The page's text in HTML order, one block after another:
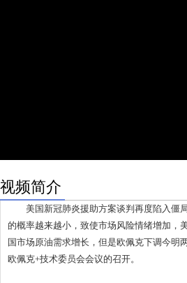
视频简介
美国新冠肺炎援助方案谈判再度陷入僵
的概率越来越小，致使市场风险情绪增加，
国市场原油需求增长，但是欧佩克下调今明
欧佩克+技术委员会会议的召开。